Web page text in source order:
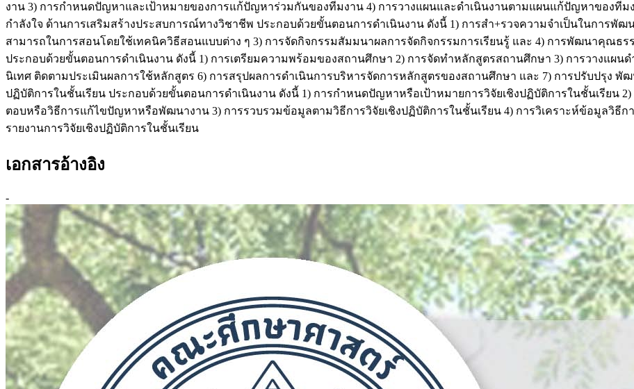
งาน 3) การกำหนดปัญหาและเป้าหมายของการแก้ปัญหาร่วมกันของทีมงาน 4) การวางแผนและดำเนินงานตามแผนแก้ปัญหาของทีมง
กำลังใจ ด้านการเสริมสร้างประสบการณ์ทางวิชาชีพ ประกอบด้วยขั้นตอนการดำเนินงาน ดังนี้ 1) การสำ+รวจความจำเป็นในการพั
สามารถในการสอนโดยใช้เทคนิควิธีสอนแบบต่าง ๆ 3) การจัดกิจกรรมสัมมนาผลการจัดกิจกรรมการเรียนรู้ และ 4) การพัฒนาคุณ
ประกอบด้วยขั้นตอนการดำเนินงาน ดังนี้ 1) การเตรียมความพร้อมของสถานศึกษา 2) การจัดทำหลักสูตรสถานศึกษา 3) การวางแผน
นิเทศ ติดตามประเมินผลการใช้หลักสูตร 6) การสรุปผลการดำเนินการบริหารจัดการหลักสูตรของสถานศึกษา และ 7) การปรับปรุง พั
ปฏิบัติการในชั้นเรียน ประกอบด้วยขั้นตอนการดำเนินงาน ดังนี้ 1) การกำหนดปัญหาหรือเป้าหมายการวิจัยเชิงปฏิบัติการในชั้นเรียน
ตอบหรือวิธีการแก้ไขปัญหาหรือพัฒนางาน 3) การรวบรวมข้อมูลตามวิธีการวิจัยเชิงปฏิบัติการในชั้นเรียน 4) การวิเคราะห์ข้อมูลวิธีก
รายงานการวิจัยเชิงปฏิบัติการในชั้นเรียน
เอกสารอ้างอิง
-